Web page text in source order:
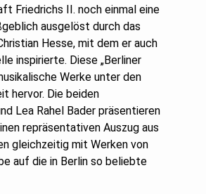
Friedrichs II. noch einmal eine
ausgelöst durch das
Hesse, mit dem er auch
inspirierte. Diese „Berliner
Werke unter den
hervor. Die beiden
Lea Rahel Bader präsentieren
repräsentativen Auszug aus
gleichzeitig mit Werken von
auf die in Berlin so beliebte